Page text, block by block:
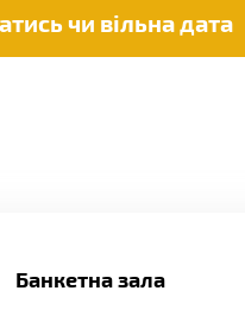
чи вільна дата
Банкетна зала